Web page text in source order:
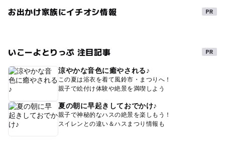
お出かけ家族にイチオシ情報
いこーよとりっぷ 注目記事
涼やかな音色に癒やされる♪
この夏は浴衣を着て風鈴市・まつりへ！
親子で絵付け体験や絶景を満喫しよう
夏の朝に早起きしておでかけ♪
親子で神秘的なハスの絶景を楽しもう！
スイレンとの違い＆ハスまつり情報も